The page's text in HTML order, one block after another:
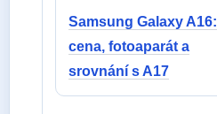
Samsung Galaxy A16:
cena, fotoaparát a
srovnání s A17